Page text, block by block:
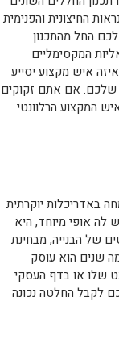
החיצונית והפנימית
החל מהתכנון
המקסימליים
איש מקצוע יסייע
שלכם. אם אתם זקוקים
המקצוע הרלוונטי
באדריכלות יוקרתית
לה אופי מיוחד, היא
של הבנייה, מבחינת
שנים הוא עוסק
שלו או בדף העסקי
לקבל החלטה נכונה